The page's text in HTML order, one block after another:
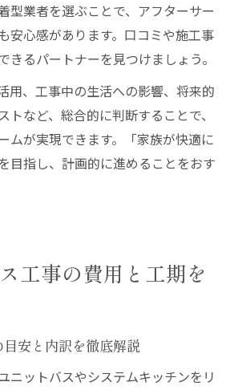
型業者を選ぶことで、アフターサー
安心感があります。口コミや施工事
きるパートナーを見つけましょう。
用、工事中の生活への影響、将来的
トなど、総合的に判断することで、
ムが実現できます。「家族が快適に
目指し、計画的に進めることをおす
工事の費用と工期を
目安と内訳を徹底解説
ニットバスやシステムキッチンをリ